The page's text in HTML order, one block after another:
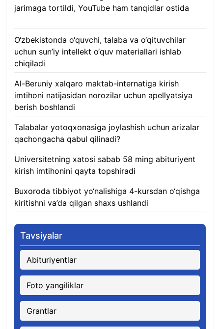
jarimaga tortildi, YouTube ham tanqidlar ostida
O‘zbekistonda o‘quvchi, talaba va o‘qituvchilar
uchun sun’iy intellekt o‘quv materiallari ishlab
chiqiladi
Al-Beruniy xalqaro maktab-internatiga kirish
imtihoni natijasidan norozilar uchun apellyatsiya
berish boshlandi
Talabalar yotoqxonasiga joylashish uchun arizalar
qachongacha qabul qilinadi?
Universitetning xatosi sabab 58 ming abituriyent
kirish imtihonini qayta topshiradi
Buxoroda tibbiyot yo‘nalishiga 4-kursdan o‘qishga
kiritishni va’da qilgan shaxs ushlandi
Tavsiyalar
Abituriyentlar
Foto yangiliklar
Grantlar